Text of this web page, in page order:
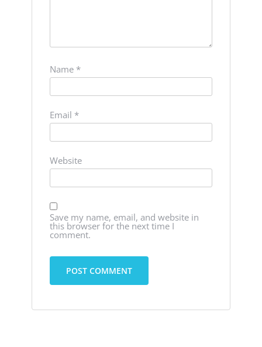
Name *
Email *
Website
Save my name, email, and website in
this browser for the next time I
comment.